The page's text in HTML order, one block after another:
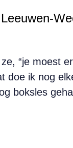
“je moest
doe ik nog
boksles